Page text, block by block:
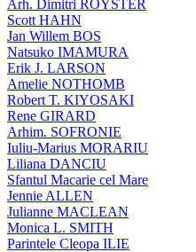
Arh. Dimitri ROYSTER
Scott HAHN
Jan Willem BOS
Natsuko IMAMURA
Erik J. LARSON
Amelie NOTHOMB
Robert T. KIYOSAKI
Rene GIRARD
Arhim. SOFRONIE
Iuliu-Marius MORARIU
Liliana DANCIU
Sfantul Macarie cel Mare
Jennie ALLEN
Julianne MACLEAN
Monica L. SMITH
Parintele Cleopa ILIE